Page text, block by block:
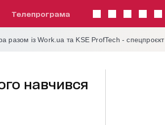
телепрограма
разом із Work.ua та KSE ProfTech - спецпроєкт
навчився